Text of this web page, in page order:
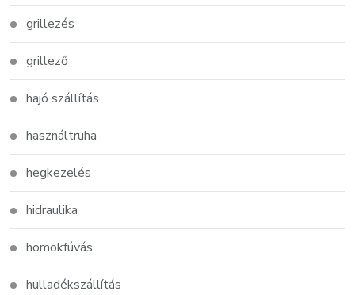
grillezés
grillező
hajó szállítás
használtruha
hegkezelés
hidraulika
homokfúvás
hulladékszállítás